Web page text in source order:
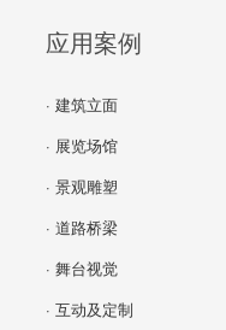
应用案例
· 建筑立面
· 展览场馆
· 景观雕塑
· 道路桥梁
· 舞台视觉
· 互动及定制